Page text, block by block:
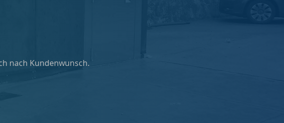
nach Kundenwunsch.